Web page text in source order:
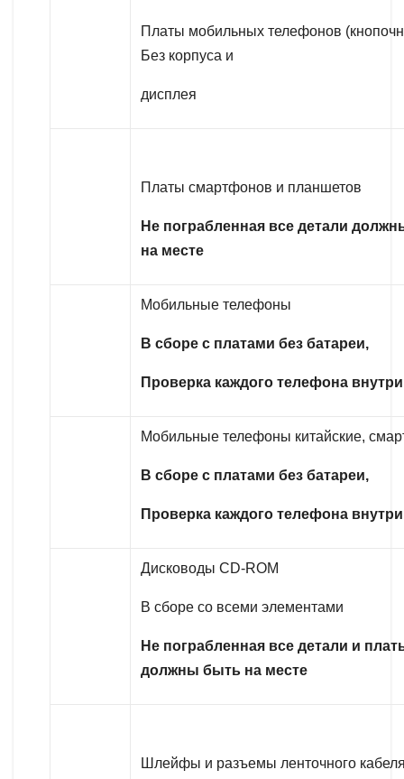
Платы мобильных телефонов
Без корпуса и
дисплея
Платы смартфонов и планшетов
Не пограбленная все детали
на месте
Мобильные телефоны
В сборе с платами без батареи,
Проверка каждого телефона внутри
Мобильные телефоны китайские,
В сборе с платами без батареи,
Проверка каждого телефона внутри
Дисководы CD-ROM
В сборе со всеми элементами
Не пограбленная все детали и
должны быть на месте
Шлейфы и разъемы ленточного